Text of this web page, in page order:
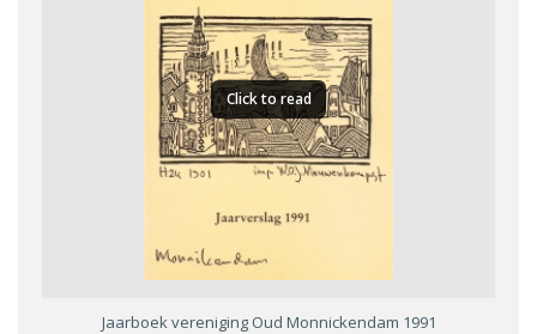
Click to read
Jaarboek vereniging Oud Monnickendam 1991